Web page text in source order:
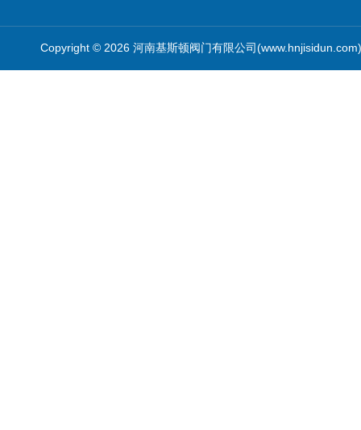
Copyright © 2026 河南基斯顿阀门有限公司